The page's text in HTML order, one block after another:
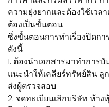
ความยุ่งยากและต้องใช้เวล
ต้องเป็นขั้นตอน
ซึ่งขั้นตอนการทำเรื่องปิดก
ดังนี้
1. ต้องนำเอกสารมาทำกา
แนะนำให้เคลียร์ทรัพย์สิน ลู
ส่งผู้ตรวจสอบ
2. จดทะเบียนเลิกบริษัท ห้า